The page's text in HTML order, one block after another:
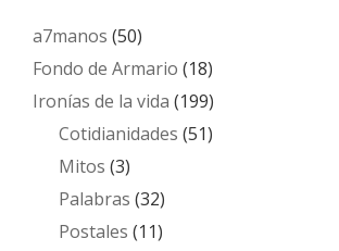
a7manos (50)
Fondo de Armario (18)
Ironías de la vida (199)
Cotidianidades (51)
Mitos (3)
Palabras (32)
Postales (11)